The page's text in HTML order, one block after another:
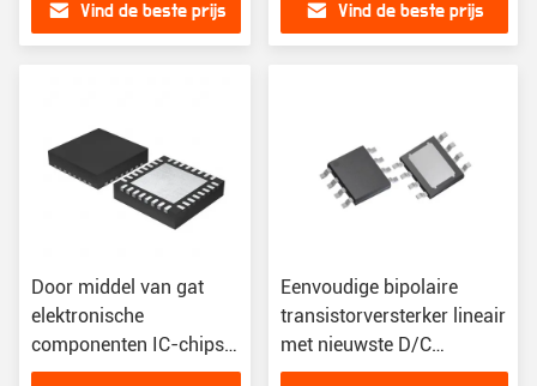
Max Id Vgs 10V
Vind de beste prijs Vind de beste prijs
Door middel van gat
elektronische
componenten IC-chips
met 160nC gate lading
Eenvoudige bipolaire
transistorversterker lineair
met nieuwste D/C
BC846UPNE6327HTSA1